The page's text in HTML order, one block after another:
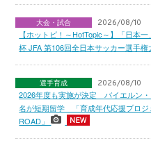
大会・試合 2026/08/10
【ホットピ！～HotTopic～】「日本
杯 JFA 第106回全日本サッカー選手
選手育成 2026/08/10
2026年度も実施が決定 バイエルン
名が短期留学 「育成年代応援プロジ
ROAD」